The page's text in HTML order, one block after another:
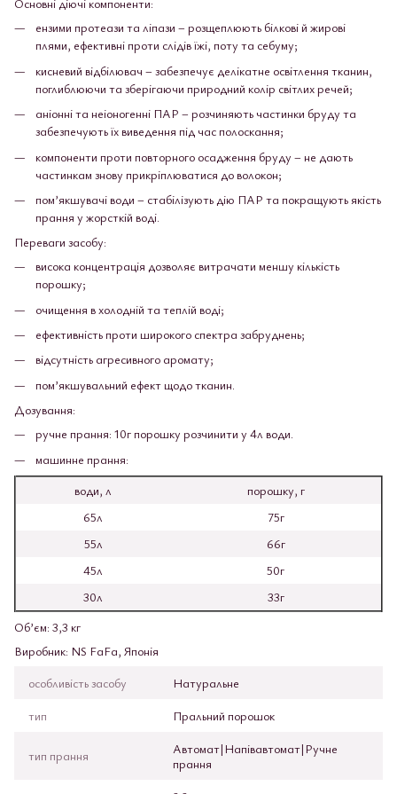
Основні діючі компоненти:
ензими протеази та ліпази – розщеплюють білкові й жирові
плями, ефективні проти слідів їжі, поту та себуму;
кисневий відбілювач – забезпечує делікатне освітлення тканин,
поглиблюючи та зберігаючи природний колір світлих речей;
аніонні та неіоногенні ПАР – розчиняють частинки бруду та
забезпечують їх виведення під час полоскання;
компоненти проти повторного осадження бруду – не дають
частинкам знову прикріплюватися до волокон;
пом’якшувачі води – стабілізують дію ПАР та покращують якість
прання у жорсткій воді.
Переваги засобу:
висока концентрація дозволяє витрачати меншу кількість
порошку;
очищення в холодній та теплій воді;
ефективність проти широкого спектра забруднень;
відсутність агресивного аромату;
пом’якшувальний ефект щодо тканин.
Дозування:
ручне прання: 10г порошку розчинити у 4л води.
машинне прання:
води, л
порошку, г
65л
75г
55л
66г
45л
50г
30л
33г
Об’єм: 3,3 кг
Виробник: NS FaFa, Японія
особливість засобу
Натуральне
тип
Пральний порошок
тип прання
Автомат|Напівавтомат|Ручне
прання